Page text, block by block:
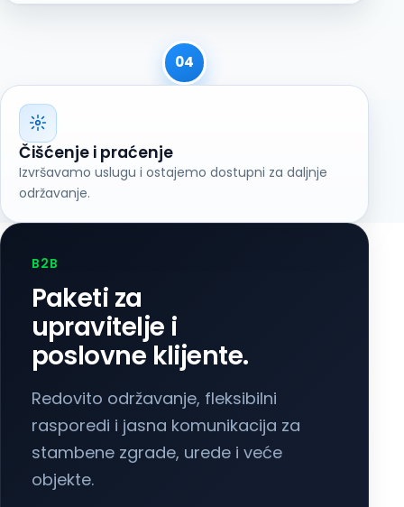
04
Čišćenje i praćenje
Izvršavamo uslugu i ostajemo dostupni za daljnje
održavanje.
B2B
Paketi za
upravitelje i
poslovne klijente.
Redovito održavanje, fleksibilni
rasporedi i jasna komunikacija za
stambene zgrade, urede i veće
objekte.